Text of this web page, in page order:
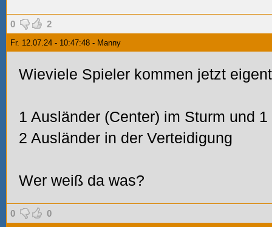
0 2
Fr. 12.07.24 - 10:47:48 - Manny
Wieviele Spieler kommen jetzt
1 Ausländer (Center) im Sturm und 1
2 Ausländer in der Verteidigung
Wer weiß da was?
0 0